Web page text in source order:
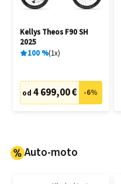
Kellys Theos F90 SH
2025
100% 1x
od 4 699,00 € -6%
Auto-moto